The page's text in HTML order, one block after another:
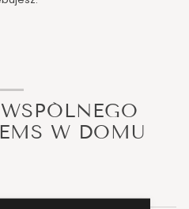
W DOMU